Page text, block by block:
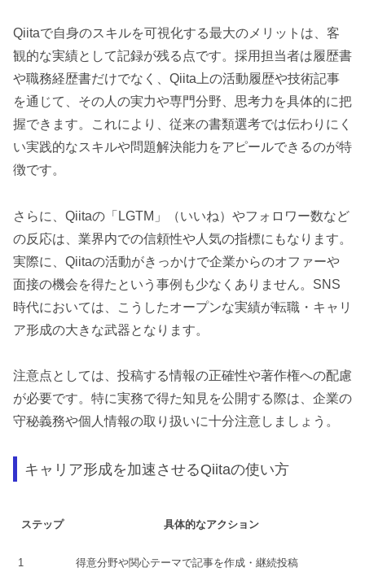
Qiitaで自身のスキルを可視化する最大のメリットは、客
観的な実績として記録が残る点です。採用担当者は履歴書
や職務経歴書だけでなく、Qiita上の活動履歴や技術記事
を通じて、その人の実力や専門分野、思考力を具体的に把
握できます。これにより、従来の書類選考では伝わりにく
い実践的なスキルや問題解決能力をアピールできるのが特
徴です。
さらに、Qiitaの「LGTM」（いいね）やフォロワー数など
の反応は、業界内での信頼性や人気の指標にもなります。
実際に、Qiitaの活動がきっかけで企業からのオファーや
面接の機会を得たという事例も少なくありません。SNS
時代においては、こうしたオープンな実績が転職・キャリ
ア形成の大きな武器となります。
注意点としては、投稿する情報の正確性や著作権への配慮
が必要です。特に実務で得た知見を公開する際は、企業の
守秘義務や個人情報の取り扱いに十分注意しましょう。
キャリア形成を加速させるQiitaの使い方
ステップ 具体的なアクション
1 得意分野や関心テーマで記事を作成・継続投稿